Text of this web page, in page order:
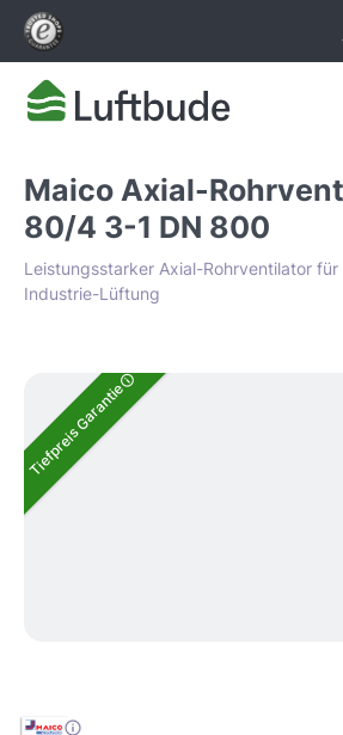
springen
Maico Axial-
80/4 3-1 DN 800
Leistungsstarker Axial-Rohrventilator
Industrie-Lüftung
Bildergalerie überspringen
Tiefpreis Garantie